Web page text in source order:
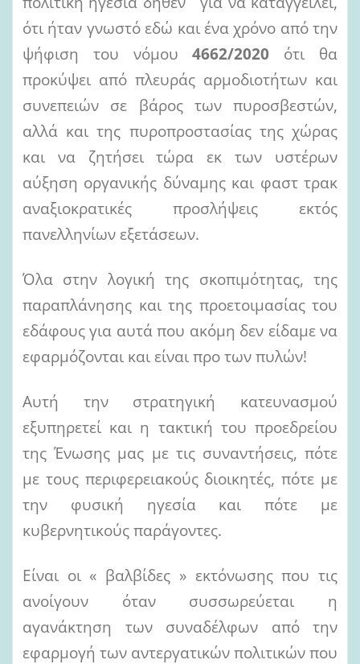
ότι ήταν γνωστό εδώ και ένα χρόνο από την
ψήφιση του νόμου4662/2020 ότι θα
προκύψει από πλευράς αρμοδιοτήτων και
συνεπειών σε βάρος των πυροσβεστών,
αλλά και της πυροπροστασίας της χώρας
και να ζητήσει τώρα εκ των υστέρων
αύξηση οργανικής δύναμης και φαστ τρακ
αναξιοκρατικές προσλήψεις εκτός
πανελληνίων εξετάσεων.
Όλα στην λογική της σκοπιμότητας, της
παραπλάνησης και της προετοιμασίας του
εδάφους για αυτά που ακόμη δεν είδαμε να
εφαρμόζονται και είναι προ των πυλών!
Αυτή την στρατηγική κατευνασμού
εξυπηρετεί και η τακτική του προεδρείου
της Ένωσης μας με τις συναντήσεις, πότε
με τους περιφερειακούς διοικητές, πότε με
την φυσική ηγεσία και πότε με
κυβερνητικούς παράγοντες.
Είναι οι « βαλβίδες » εκτόνωσης που τις
ανοίγουν όταν συσσωρεύεται η
αγανάκτηση των συναδέλφων από την
εφαρμογή των αντεργατικών πολιτικών που